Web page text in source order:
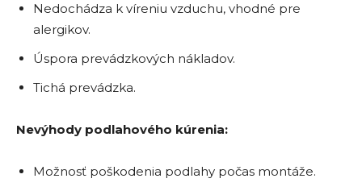
Nedochádza k víreniu vzduchu, vhodné pre
alergikov.
Úspora prevádzkových nákladov.
Tichá prevádzka.
Nevýhody podlahového kúrenia:
Možnosť poškodenia podlahy počas montáže.